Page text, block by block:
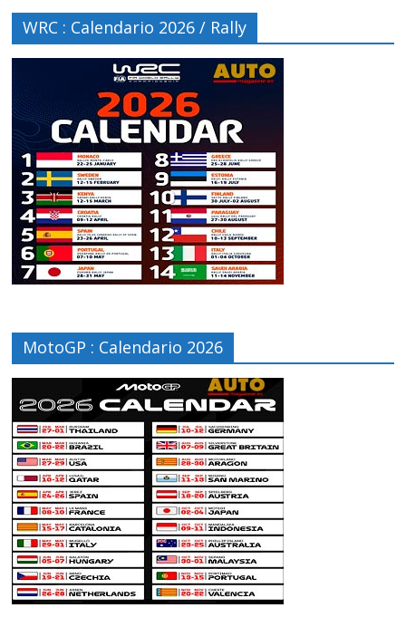
WRC : Calendario 2026 / Rally
MotoGP : Calendario 2026